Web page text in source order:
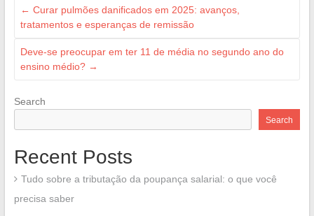
← Curar pulmões danificados em 2025: avanços,
tratamentos e esperanças de remissão
Deve-se preocupar em ter 11 de média no segundo ano do
ensino médio? →
Search
Search
Recent Posts
Tudo sobre a tributação da poupança salarial: o que você
precisa saber